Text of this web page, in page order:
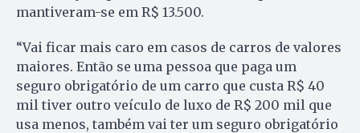
mantiveram-se em R$ 13.500.
“Vai ficar mais caro em casos de carros de valores
maiores. Então se uma pessoa que paga um
seguro obrigatório de um carro que custa R$ 40
mil tiver outro veículo de luxo de R$ 200 mil que
usa menos, também vai ter um seguro obrigatório